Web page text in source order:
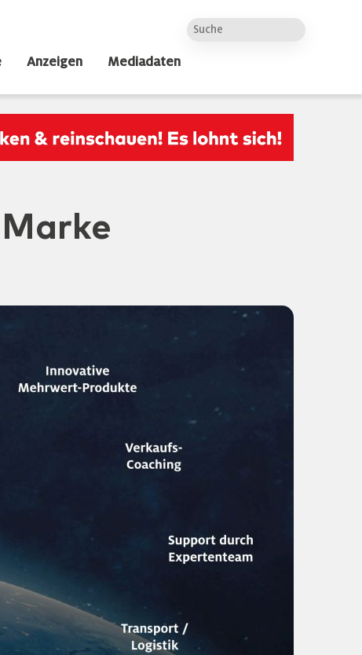
Anzeigen Mediadaten